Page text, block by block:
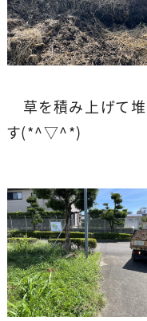
草を積み上げて堆
す(*^▽^*)